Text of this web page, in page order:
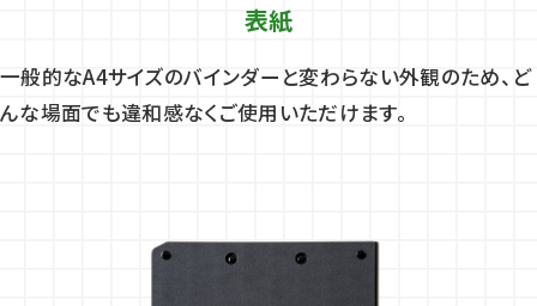
表紙
一般的なA4サイズのバインダーと変わらない外観のため、ど
んな場面でも違和感なくご使用いただけます。